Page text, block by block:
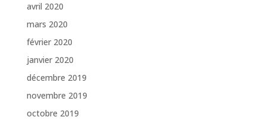
avril 2020
mars 2020
février 2020
janvier 2020
décembre 2019
novembre 2019
octobre 2019